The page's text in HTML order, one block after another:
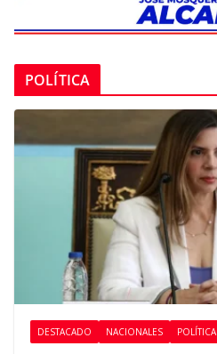
POLÍTICA
DESTACADO NACIONALES POLÍTICA